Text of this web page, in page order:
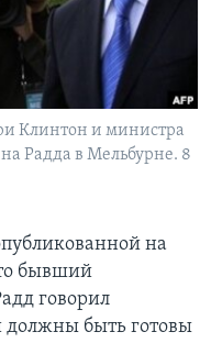
Клинтон и министра
Радда в Мельбурне. 8
на
бывший
говорил
должны быть готовы